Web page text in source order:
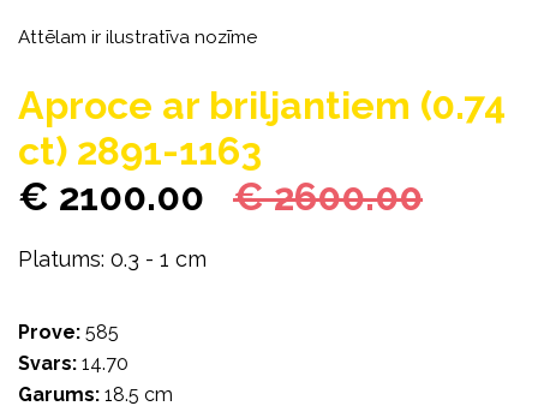
Attēlam ir ilustratīva nozīme
Aproce ar briljantiem (0.74
ct) 2891-1163
€ 2100.00 € 2600.00
Platums: 0.3 - 1 cm
Prove: 585
Svars: 14.70
Garums: 18.5 cm